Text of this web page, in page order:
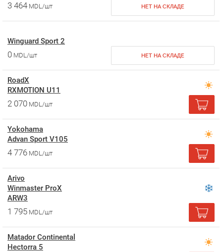
3 464 MDL/шт НЕТ НА СКЛАДЕ
Winguard Sport 2
0 MDL/шт НЕТ НА СКЛАДЕ
RoadX
RXMOTION U11
2 070 MDL/шт
Yokohama
Advan Sport V105
4 776 MDL/шт
Arivo
Winmaster ProX
ARW3
1 795 MDL/шт
Matador Continental
Hectorra 5